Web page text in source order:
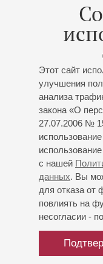
Этот сайт
улучшения
анализа
закона «О
27.07.2006 №
с нашей
данных. Вы
для отказа от
повлиять на
несогласии -
Алексей
Юлия Пивень
-
Елизавета Фатина
вокал;Тимофей
вокал;Сагит
фортепиано;Анна
Мамедов-
Иван Стяжкин-
И.С. Бах,Очиров
Гендель,
Вивальди,
Организаторы:
фестиваль «Шаг